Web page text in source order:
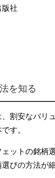
版社
を知る
割安なバリ
す。
ットの銘柄
びの方法が